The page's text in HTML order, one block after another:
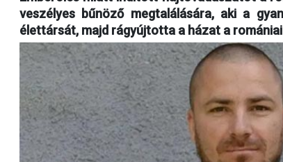
veszélyes bűnöző megtalálására, aki a
élettársát, majd rágyújtotta a házat a